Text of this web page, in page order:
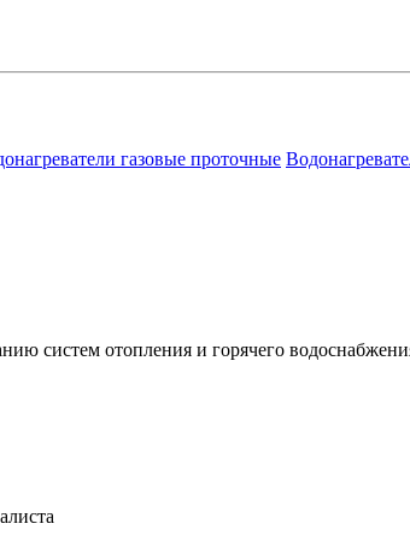
газовые проточные
систем отопления и горячего